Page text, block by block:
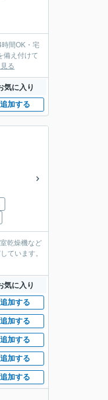
間OK・宅
備え付けて
る
気に入り
追加する
乾燥機など
ています。
気に入り
追加する
追加する
追加する
追加する
追加する